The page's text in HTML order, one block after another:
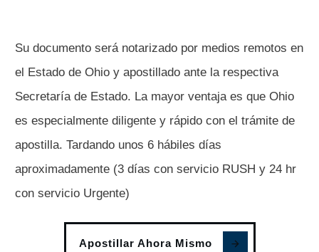
Su documento será notarizado por medios remotos en
el Estado de Ohio y apostillado ante la respectiva
Secretaría de Estado. La mayor ventaja es que Ohio
es especialmente diligente y rápido con el trámite de
apostilla. Tardando unos 6 hábiles días
aproximadamente (3 días con servicio RUSH y 24 hr
con servicio Urgente)
Apostillar Ahora Mismo